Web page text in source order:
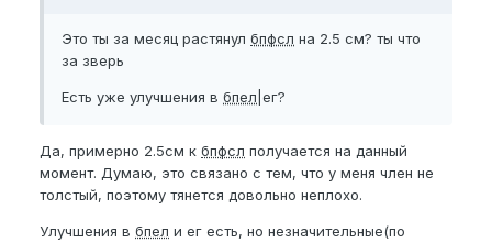
Это ты за месяц растянул бпфсл на 2.5 см? ты что
за зверь
Есть уже улучшения в бпел |ег?
Да, примерно 2.5см к бпфсл получается на данный
момент. Думаю, это связано с тем, что у меня член не
толстый, поэтому тянется довольно неплохо.
Улучшения в бпел и ег есть, но незначительные(по